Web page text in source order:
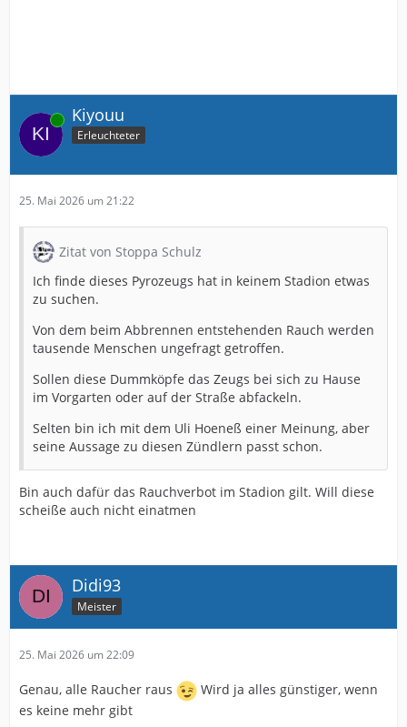
Online Kiyouu
Erleuchteter
25. Mai 2026 um 21:22
Zitat von Stoppa Schulz
Ich finde dieses Pyrozeugs hat in keinem Stadion etwas
zu suchen.
Von dem beim Abbrennen entstehenden Rauch werden
tausende Menschen ungefragt getroffen.
Sollen diese Dummköpfe das Zeugs bei sich zu Hause
im Vorgarten oder auf der Straße abfackeln.
Selten bin ich mit dem Uli Hoeneß einer Meinung, aber
seine Aussage zu diesen Zündlern passt schon.
Bin auch dafür das Rauchverbot im Stadion gilt. Will diese
scheiße auch nicht einatmen
Didi93
Meister
25. Mai 2026 um 22:09
Genau, alle Raucher raus
Wird ja alles günstiger, wenn
es keine mehr gibt